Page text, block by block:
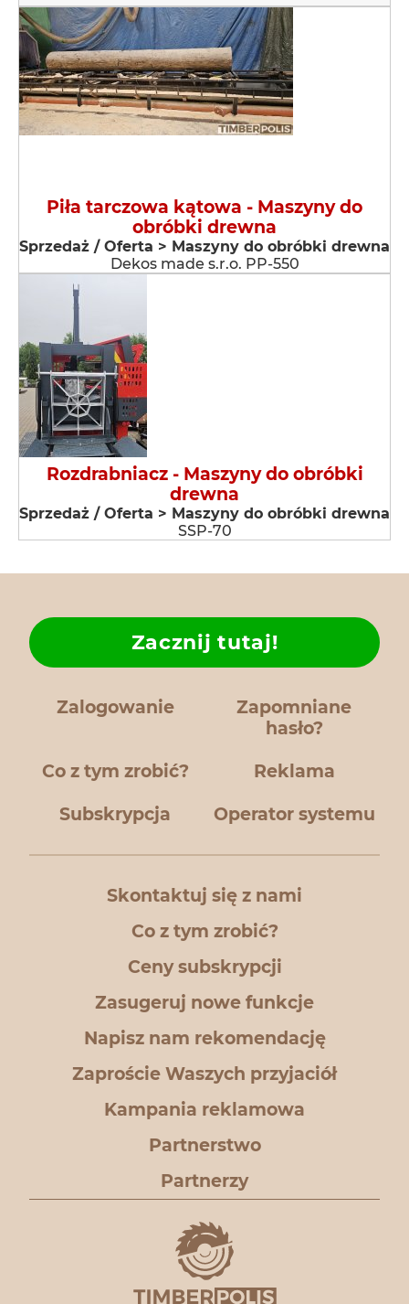
Piła tarczowa kątowa - Maszyny do
obróbki drewna
Sprzedaż / Oferta > Maszyny do obróbki drewna
Dekos made s.r.o. PP-550
Rozdrabniacz - Maszyny do obróbki
drewna
Sprzedaż / Oferta > Maszyny do obróbki drewna
SSP-70
Zalogowanie
Zapomniane
hasło?
Co z tym zrobić?
Zacznij tutaj!
Reklama
Subskrypcja Operator systemu
Skontaktuj się z nami
Co z tym zrobić?
Ceny subskrypcji
Zasugeruj nowe funkcje
Napisz nam rekomendację
Zaproście Waszych przyjaciół
Kampania reklamowa
Partnerstwo
Partnerzy